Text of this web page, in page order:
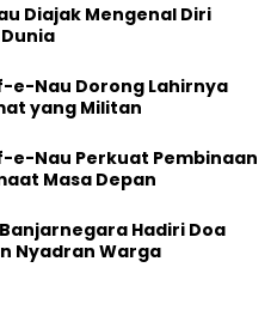
Diajak Mengenal Diri
e-Nau Dorong Lahirnya
yang Militan
e-Nau Perkuat Pembinaan
Masa Depan
Hadiri Doa
Nyadran Warga